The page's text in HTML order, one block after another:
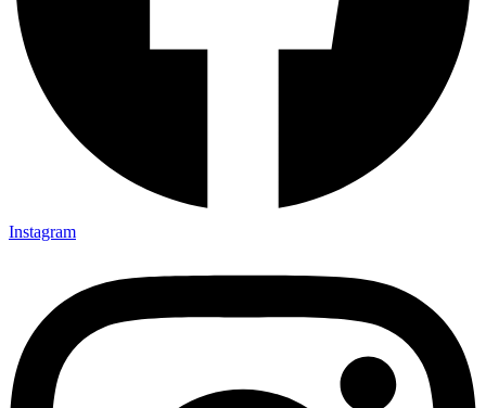
Instagram